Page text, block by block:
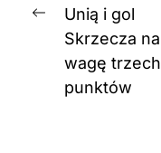
Previous
post:
Unią i gol
Skrzecza na
wagę trzech
punktów